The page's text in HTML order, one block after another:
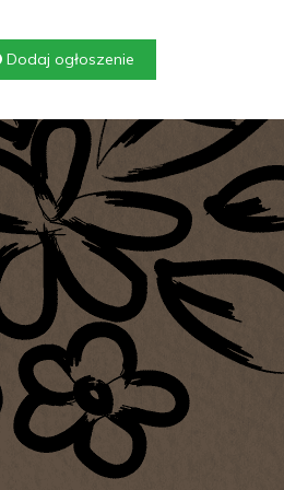
Dodaj ogłoszenie